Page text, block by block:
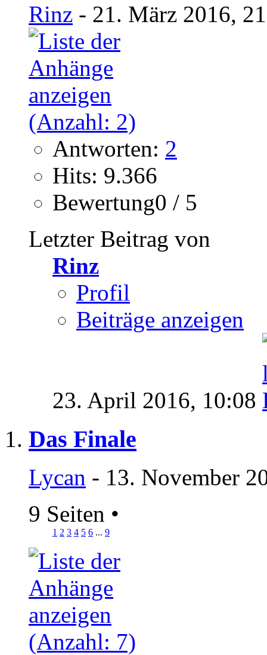
Rinz - 21. März 2016,
Antworten: 2
Hits: 9.366
Bewertung0 / 5
Letzter Beitrag von
Rinz
Profil
Beiträge anzeigen
23. April 2016, 10:08
Das Finale
Lycan - 13. November
9 Seiten •
1 2 3 4 5 6 ... 9